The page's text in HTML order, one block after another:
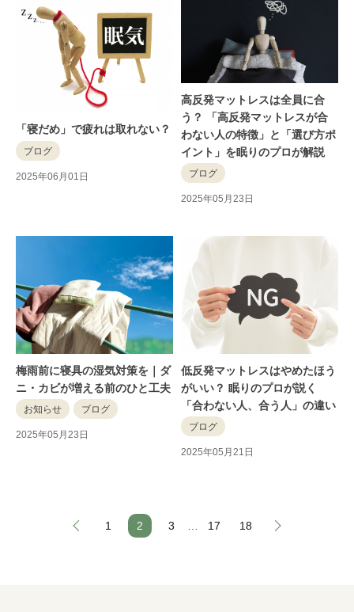
「寝だめ」で疲れは取れない？
ブログ
2025年06月01日
高反発マットレスは全員に合
う？ 「高反発マットレスが合
わない人の特徴」と「選び方ポ
イント」を眠りのプロが解説
ブログ
2025年05月23日
梅雨前に寝具の湿気対策を｜ダ
ニ・カビが増える前のひと工夫
お知らせ ブログ
2025年05月23日
低反発マットレスはやめたほう
がいい？ 眠りのプロが説く
「合わない人、合う人」の違い
ブログ
2025年05月21日
1 2 3 17 18